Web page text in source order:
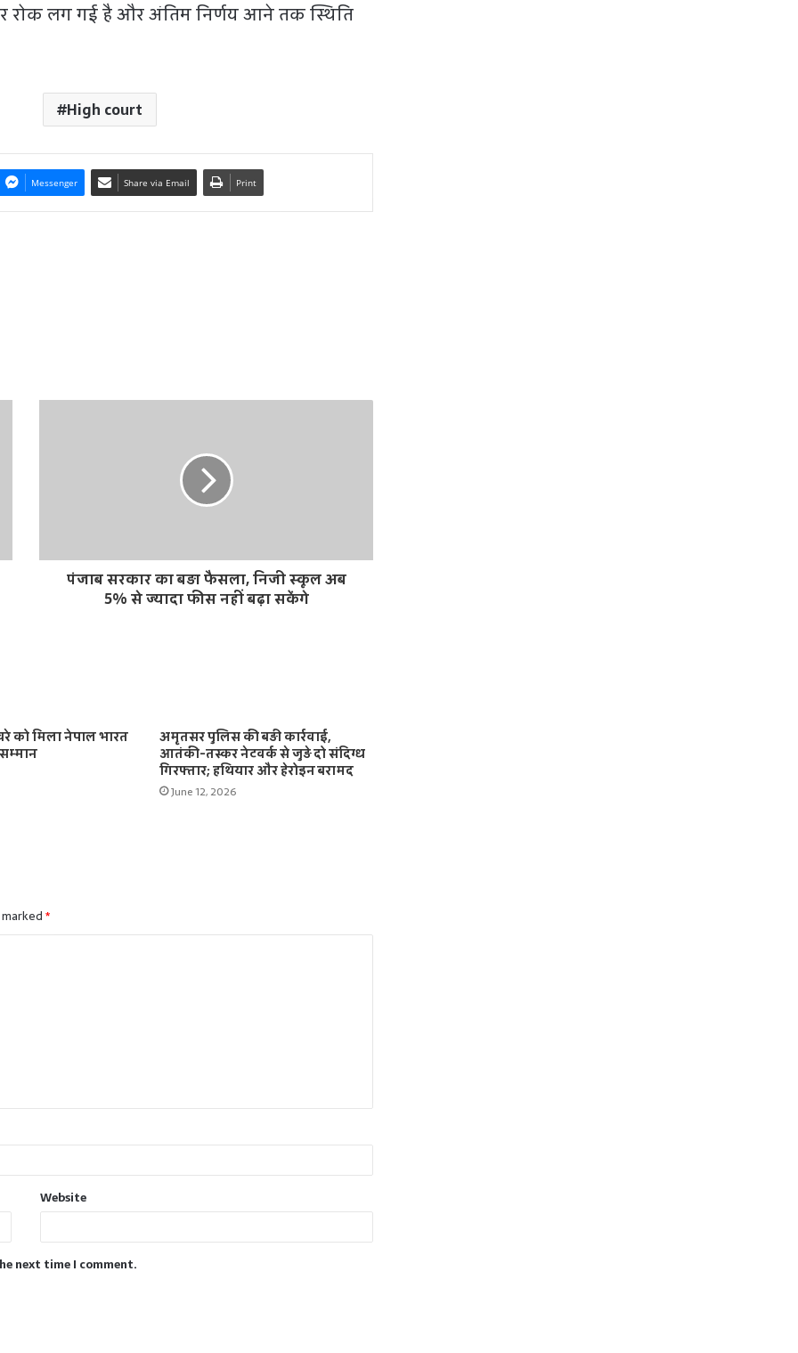
रोक लग गई है और अंतिम निर्णय आने तक स्थिति
High court
Messenger Share via Email Print
पंजाब सरकार का बड़ा फैसला, निजी स्कूल अब
5% से ज्यादा फीस नहीं बढ़ा सकेंगे
को मिला नेपाल भारत
अमृतसर पुलिस की बड़ी कार्रवाई,
आतंकी-तस्कर नेटवर्क से जुड़े दो संदिग्ध
गिरफ्तार; हथियार और हेरोइन बरामद
June 12, 2026
*
Website
next time I comment.